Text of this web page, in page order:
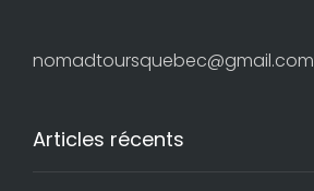
nomadtoursquebec@gmail.com
Articles récents